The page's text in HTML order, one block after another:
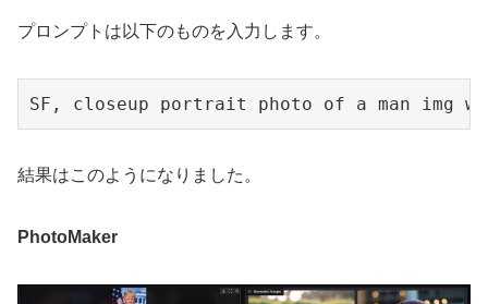
プロンプトは以下のものを入力します。
SF, closeup portrait photo of a man img
結果はこのようになりました。
PhotoMaker